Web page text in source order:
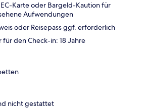
Karte oder Bargeld-Kaution für
Aufwendungen
oder Reisepass ggf. erforderlich
den Check-in: 18 Jahre
nicht gestattet